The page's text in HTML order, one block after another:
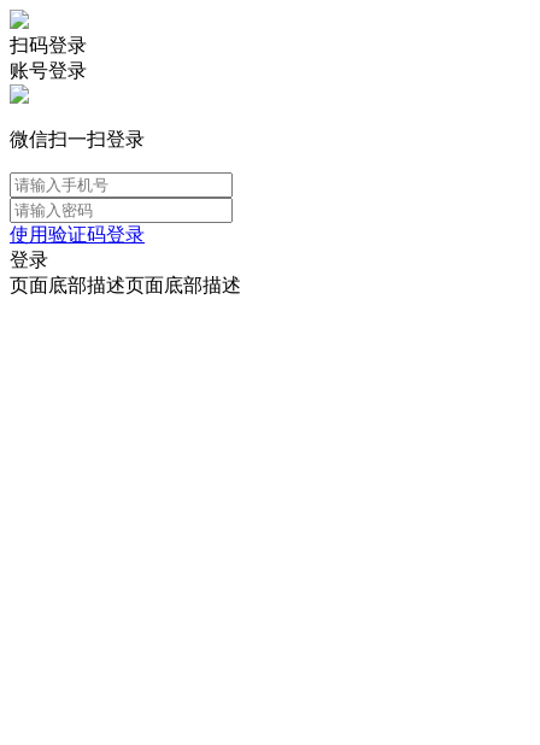
扫码登录
账号登录
微信扫一扫登录
使用验证码登录
登录
页面底部描述页面底部描述